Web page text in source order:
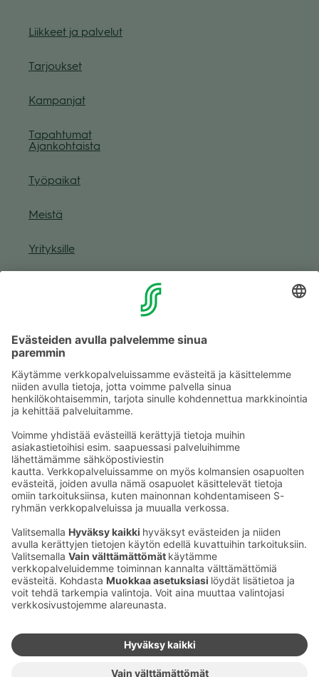
Liik­keet ja pal­ve­lut
Tar­jouk­set
Kam­pan­jat
Tapah­tu­mat
Ajan­koh­taista
Työ­pai­kat
Meistä
Yri­tyk­sille
Muuta eväs­tea­se­tuk­sia & eväs­tein­for­maa­tio
Tie­to­suo­ja­se­loste (Arina)
Kaup­pa­kes­kus
Ma-pe
9–20
La
9–19
Su
11–18
Katso poik­keus­au­kio­lottäältä
Iso­katu 22–25,
90100 Oulu
Ma-pe
7–23
7–23